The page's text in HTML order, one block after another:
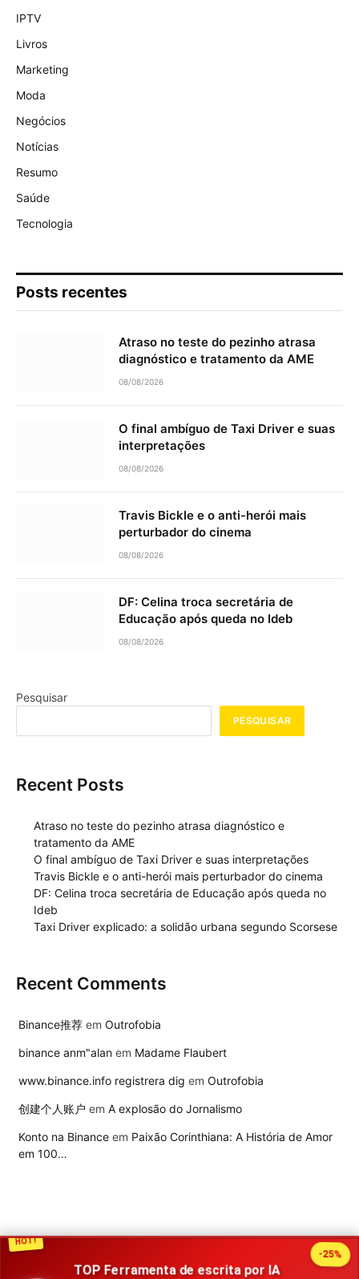
HOT!
TOP Ferramenta de escrita por IA
-25%
IPTV
Livros
Marketing
Moda
Negócios
Notícias
Resumo
Saúde
Tecnologia
Posts recentes
Atraso no teste do pezinho atrasa
diagnóstico e tratamento da AME
08/08/2026
O final ambíguo de Taxi Driver e suas
interpretações
08/08/2026
Travis Bickle e o anti-herói mais
perturbador do cinema
08/08/2026
DF: Celina troca secretária de
Educação após queda no Ideb
08/08/2026
Pesquisar
PESQUISAR
Recent Posts
Atraso no teste do pezinho atrasa diagnóstico e
tratamento da AME
O final ambíguo de Taxi Driver e suas interpretações
Travis Bickle e o anti-herói mais perturbador do cinema
DF: Celina troca secretária de Educação após queda no
Ideb
Taxi Driver explicado: a solidão urbana segundo Scorsese
Recent Comments
Binance推荐 em Outrofobia
binance anm"alan em Madame Flaubert
www.binance.info registrera dig em Outrofobia
创建个人账户 em A explosão do Jornalismo
Konto na Binance em Paixão Corinthiana: A História de Amor
em 100…